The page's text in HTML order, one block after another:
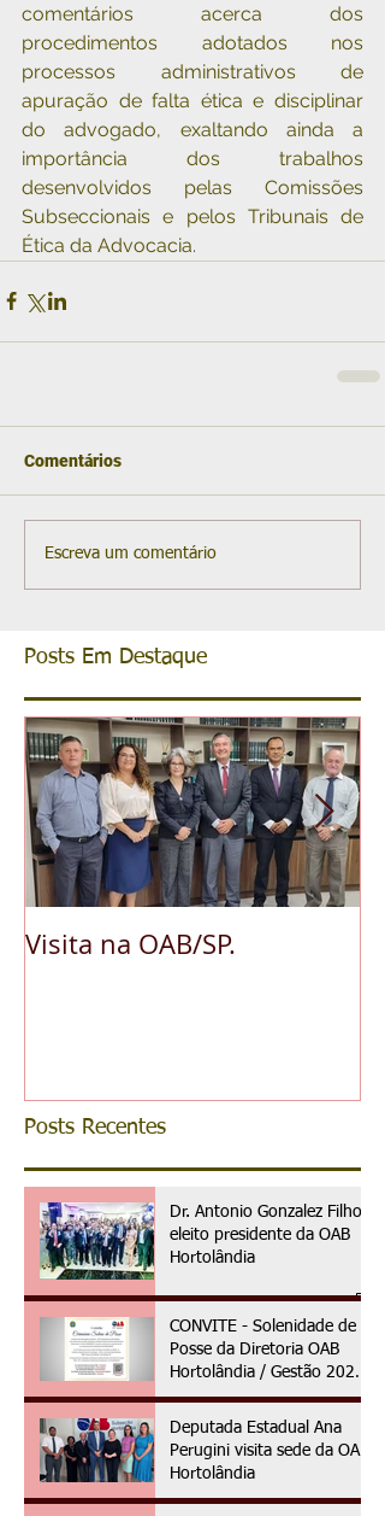
comentários acerca dos
procedimentos adotados nos
processos administrativos de
apuração de falta ética e disciplinar
do advogado, exaltando ainda a
importância dos trabalhos
desenvolvidos pelas Comissões
Subseccionais e pelos Tribunais de
Ética da Advocacia.
Comentários
Escreva um comentário
Posts Em Destaque
Visita na OAB/SP.
Posts Recentes
Dr. Antonio Gonzalez Filho é
eleito presidente da OAB
Hortolândia
CONVITE - Solenidade de
Posse da Diretoria OAB
Hortolândia / Gestão 2025
à 2027
Deputada Estadual Ana
Perugini visita sede da OAB
Hortolândia